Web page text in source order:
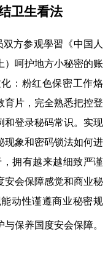
卫生看法
方参观學習《中国人
）呵护地方小秘密的账
：粉红色保密工作烙
育片，完全熟悉把控登
和登录秘码常识。实现
现象和密码锁法如何进
拥有越来越细致严谨
安会保障感觉和商业秘
动性谨遵商业秘密规
保养国度安会保障。